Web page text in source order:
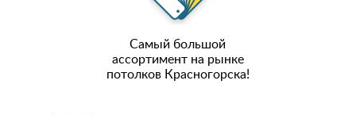
Самый большой
ассортимент на рынке
потолков Красногорска!